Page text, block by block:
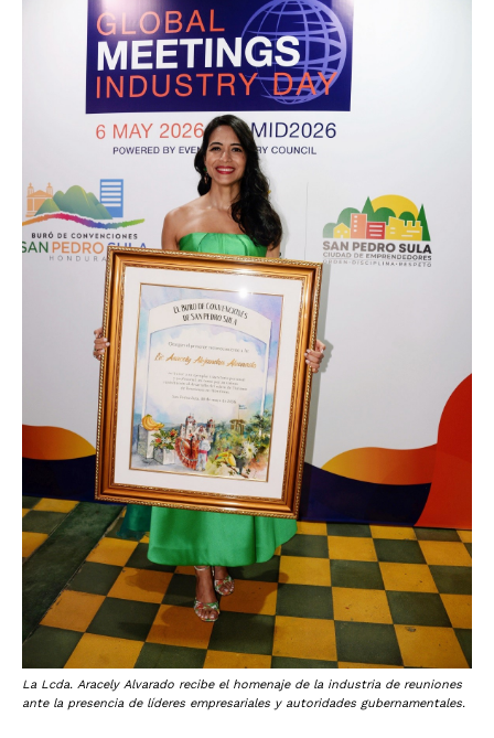
La Lcda. Aracely Alvarado recibe el homenaje de la industria de reuniones
ante la presencia de líderes empresariales y autoridades gubernamentales.